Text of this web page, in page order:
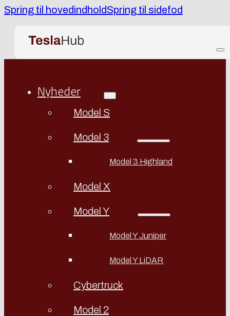
Spring til hovedindholdSpring til sidefod
Nyheder
Model S
Model 3
Model 3 Highland
Model X
Model Y
Model Y Juniper
Model Y LiDAR
Cybertruck
Model 2